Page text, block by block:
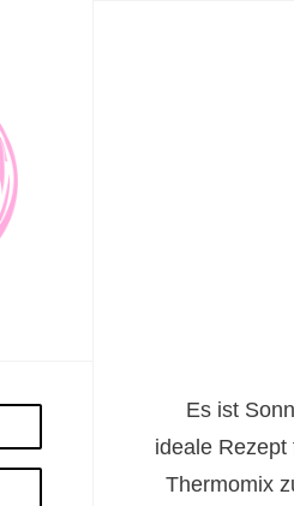
Es ist
ideale
Thermomix